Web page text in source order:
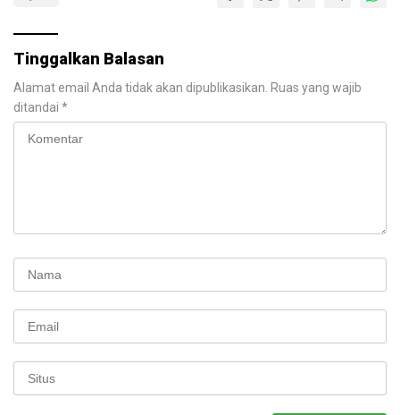
Tinggalkan Balasan
Alamat email Anda tidak akan dipublikasikan. Ruas yang wajib
ditandai *